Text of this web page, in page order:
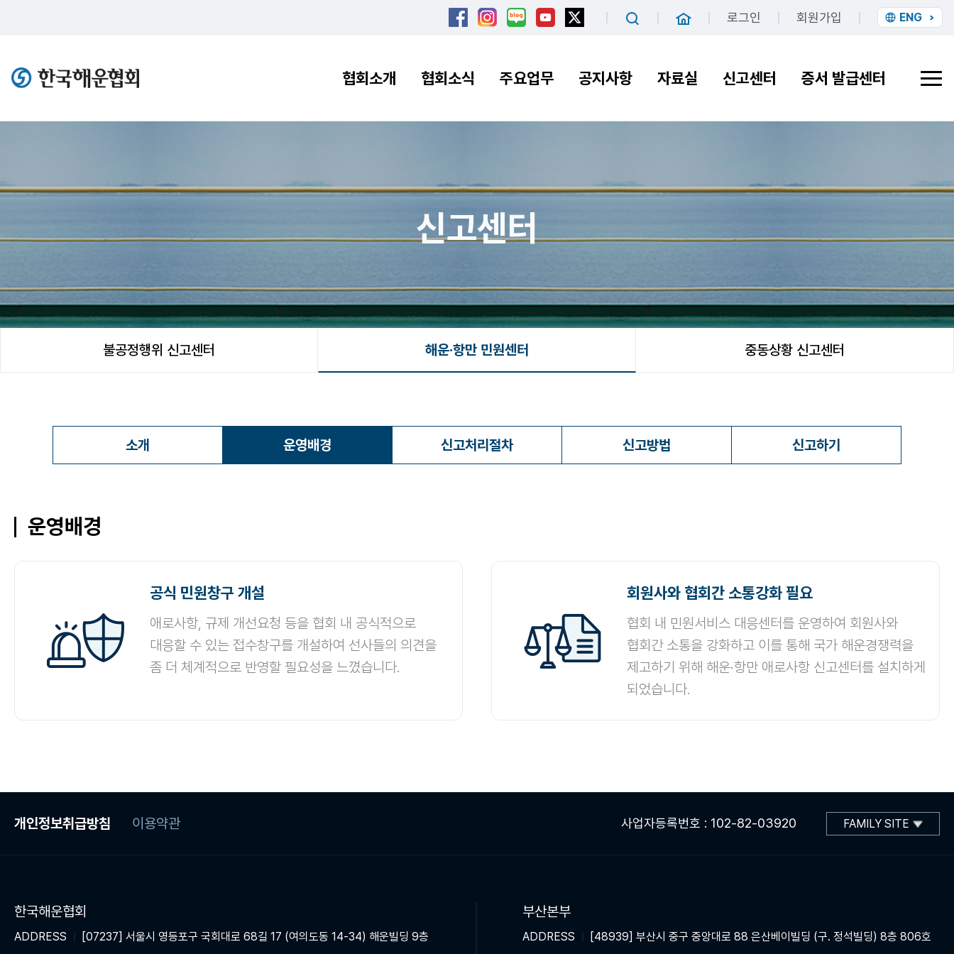
검색 홈 로그인 회원가입 ENG
한국해운협회 협회소개 협회소식 주요업무 공지사항 자료실 신고센터 증서 발급센터
신고센터
불공정행위 신고센터 해운·항만 민원센터 중동상황 신고센터
소개 운영배경 신고처리절차 신고방법 신고하기
운영배경
공식 민원창구 개설
애로사항, 규제 개선요청 등을 협회 내 공식적으로
대응할 수 있는 접수창구를 개설하여 선사들의 의견을
좀 더 체계적으로 반영할 필요성을 느꼈습니다.
회원사와 협회간 소통강화 필요
협회 내 민원서비스 대응센터를 운영하여 회원사와
협회간 소통을 강화하고 이를 통해 국가 해운경쟁력을
제고하기 위해 해운·항만 애로사항 신고센터를 설치하게
되었습니다.
개인정보취급방침 이용약관 사업자등록번호 : 102-82-03920 FAMILY SITE
한국해운협회
ADDRESS [07237] 서울시 영등포구 국회대로 68길 17 (여의도동 14-34) 해운빌딩 9층
부산본부
ADDRESS [48939] 부산시 중구 중앙대로 88 은산베이빌딩 (구. 정석빌딩) 8층 806호